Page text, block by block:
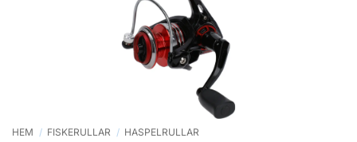
HEM / FISKERULLAR / HASPELRULLAR